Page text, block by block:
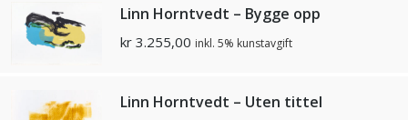
Linn Horntvedt – Bygge opp
kr 3.255,00 inkl. 5% kunstavgift
Linn Horntvedt – Uten tittel